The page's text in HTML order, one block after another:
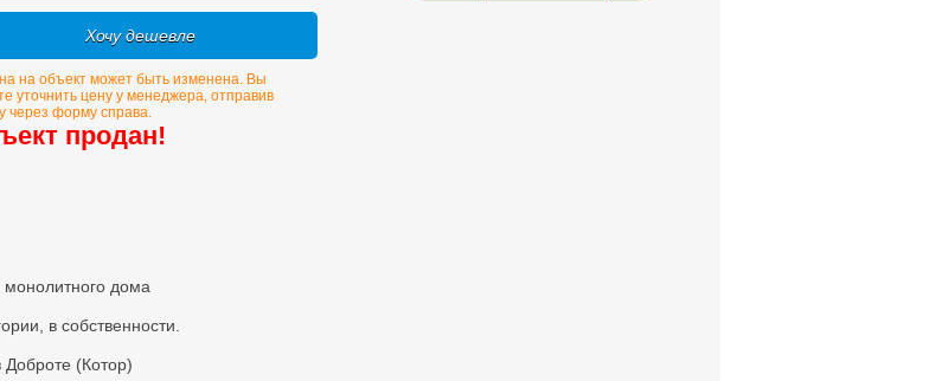
Хочу дешевле
на объект может быть изменена. Вы
уточнить цену у менеджера, отправив
через форму справа.
продан!
монолитного дома
в собственности.
(Котор)